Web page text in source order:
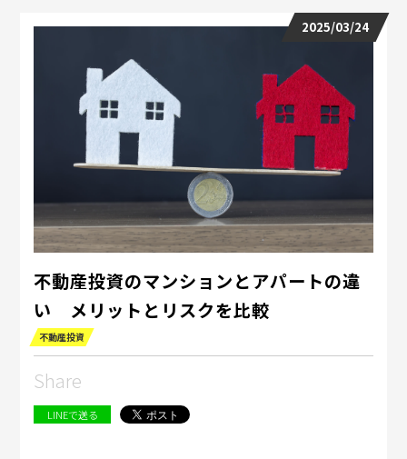
2025/03/24
不動産投資のマンションとアパートの違
い メリットとリスクを比較
不動産投資
Share
LINEで送る